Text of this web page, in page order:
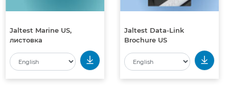
Jaltest Marine US,
листовка
Jaltest Data-Link
Brochure US